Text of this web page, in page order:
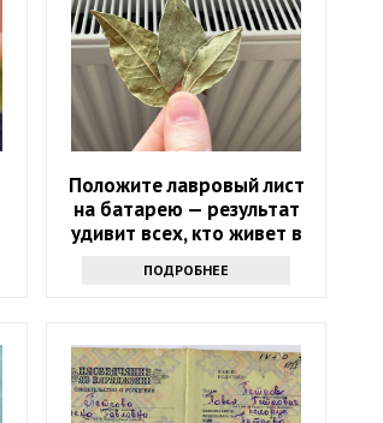
Положите лавровый лист
на батарею — результат
удивит всех, кто живет в
ПОДРОБНЕЕ